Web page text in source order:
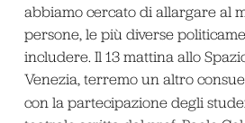
abbiamo cercato di allargare al
persone, le più diverse
includere. Il 13 mattina allo
Venezia, terremo un altro
con la partecipazione degli